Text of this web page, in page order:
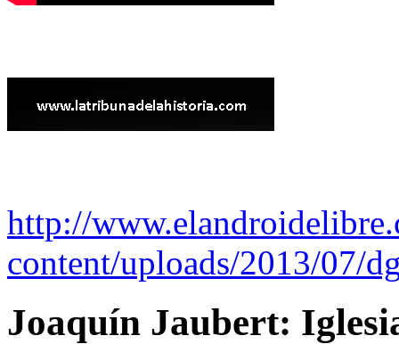
http://
content/uploads/2013/07/
Joaquín Jaubert: